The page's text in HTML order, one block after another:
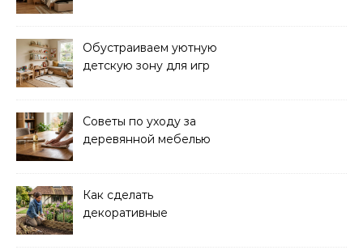
Обустраиваем уютную
детскую зону для игр
Советы по уходу за
деревянной мебелью
Как сделать
декоративные